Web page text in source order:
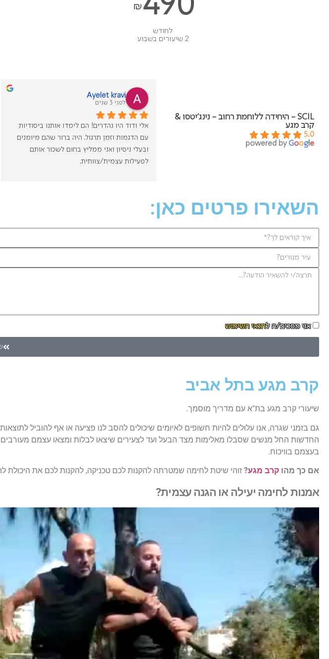
₪ 490
לחודש
2 שיעורים בשבוע
SCIL - היחידה ללוחמת רחוב - נינג'יטסו &
קרב מגע
5.0
powered by Google
Ayelet kravi
לפני 3 שנים
לפעילות עצמית/צוותית.
השאירו פרטים כאן:
אני מסכים/ה לתנאי השימוש
קרב מגע בתל אביב
שיעורי קרב מגע בת"א עם מדריך מוסמך.
גם בזמני שגרה, אנו עלולים להיות חשופים לאיומים שיכולים להסב לנו פציעה או אף להוביל
החדשות החל מנשים שסבלו מאלימות מצד הבעל ועד לצעירים שיצאו לבלות ומצאו עצמם
בעצמם בוויכוח.
אם כך מהו קרב מגע? זוהי שיטת לחימה שמטרתה להקנות לכם טכניקה, להקנות לכם את היכולת
אמנות לחימה יעילה או הגנה עצמית?